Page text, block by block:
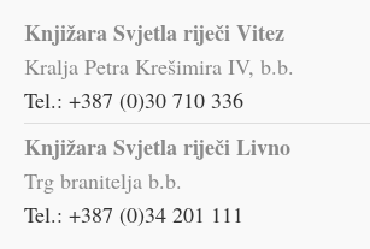
Knjižara Svjetla riječi Vitez
Kralja Petra Krešimira IV, b.b.
Tel.: +387 (0)30 710 336
Knjižara Svjetla riječi Livno
Trg branitelja b.b.
Tel.: +387 (0)34 201 111